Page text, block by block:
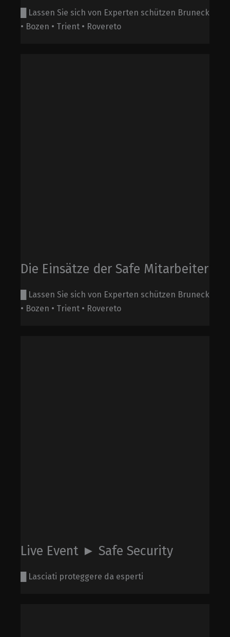
█ Lassen Sie sich von Experten schützen Bruneck
• Bozen • Trient • Rovereto
Die Einsätze der Safe Mitarbeiter
█ Lassen Sie sich von Experten schützen Bruneck
• Bozen • Trient • Rovereto
Live Event ► Safe Security
█ Lasciati proteggere da esperti